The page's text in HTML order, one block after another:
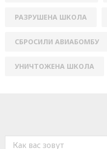
РАЗРУШЕНА ШКОЛА
СБРОСИЛИ АВИАБОМБУ
УНИЧТОЖЕНА ШКОЛА